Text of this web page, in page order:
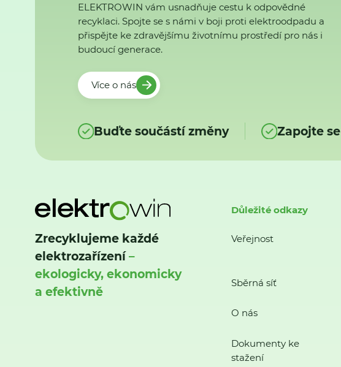
ELEKTROWIN vám usnadňuje cestu k odpovědné
recyklaci. Spojte se s námi v boji proti elektroodpadu a
přispějte ke zdravějšímu životnímu prostředí pro nás i
budoucí generace.
Více o nás
Buďte součástí změny Zapojte se
Zrecyklujeme každé
elektrozařízení–
ekologicky, ekonomicky
a efektivně
Důležité odkazy
Veřejnost
Sběrná síť
O nás
Dokumenty ke
stažení